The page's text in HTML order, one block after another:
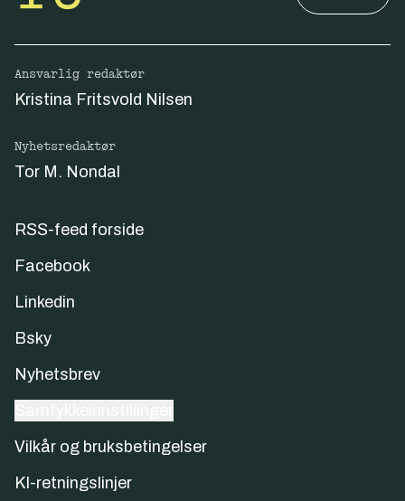
Ansvarlig redaktør
Kristina Fritsvold Nilsen
Nyhetsredaktør
Tor M. Nondal
RSS-feed forside
Facebook
Linkedin
Bsky
Nyhetsbrev
Vilkår og bruksbetingelser
KI-retningslinjer